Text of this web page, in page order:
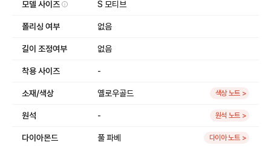
모델 사이즈 S 모티브
폴리싱 여부 없음
길이 조정여부 없음
착용 사이즈 -
소재/색상 옐로우골드 색상 노트 >
원석 - 원석 노트 >
다이아몬드 풀 파베 다이아 노트 >